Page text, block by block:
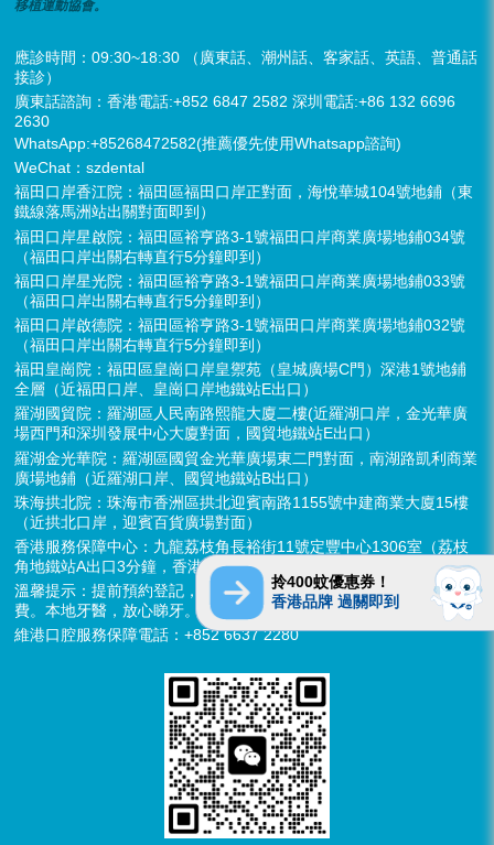
移植運動協會。
應診時間：09:30~18:30 （廣東話、潮州話、客家話、英語、普通話
接診）
廣東話諮詢：香港電話:+852 6847 2582 深圳電話:+86 132 6696
2630
WhatsApp:+85268472582(推薦優先使用Whatsapp諮詢)
WeChat：szdental
福田口岸香江院：福田區福田口岸正對面，海悅華城104號地鋪（東
鐵線落馬洲站出關對面即到）
福田口岸星啟院：福田區裕亨路3-1號福田口岸商業廣場地鋪034號
（福田口岸出關右轉直行5分鐘即到）
福田口岸星光院：福田區裕亨路3-1號福田口岸商業廣場地鋪033號
（福田口岸出關右轉直行5分鐘即到）
福田口岸啟德院：福田區裕亨路3-1號福田口岸商業廣場地鋪032號
（福田口岸出關右轉直行5分鐘即到）
福田皇崗院：福田區皇崗口岸皇禦苑（皇城廣場C門）深港1號地鋪
全層（近福田口岸、皇崗口岸地鐵站E出口）
羅湖國貿院：羅湖區人民南路熙龍大廈二樓(近羅湖口岸，金光華廣
場西門和深圳發展中心大廈對面，國貿地鐵站E出口）
羅湖金光華院：羅湖區國貿金光華廣場東二門對面，南湖路凱利商業
廣場地鋪（近羅湖口岸、國貿地鐵站B出口）
珠海拱北院：珠海市香洲區拱北迎賓南路1155號中建商業大廈15樓
（近拱北口岸，迎賓百貨廣場對面）
香港服務保障中心：九龍荔枝角長裕街11號定豐中心1306室（荔枝
角地鐵站A出口3分鐘，香港辦公室暫不應診，提供網絡諮詢）
溫馨提示：提前預約登記，X-ray、CT院內檢查免費，3D數字掃描免
費。本地牙醫，放心睇牙。另有速遞代收存放服務。
維港口腔服務保障電話：+852 6637 2280
拎400蚊優惠券！
香港品牌 過關即到